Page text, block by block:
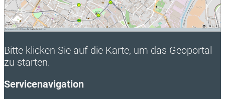
Bitte klicken Sie auf die Karte, um das Geoportal
zu starten.
Servicenavigation